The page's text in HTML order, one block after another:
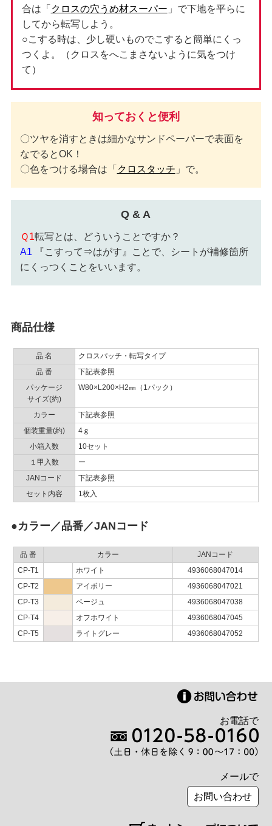
合は「 クロスの穴うめ材スーパー 」で下地を平らに
してから転写しよう。
○こする時は、少し硬いものでこすると簡単にくっ
つくよ。（クロスをへこまさないように気をつけ
て）
知っておくと便利
〇ツヤを消すときは細かなサンドペーパーで表面を
なでるとOK！
〇色をつける場合は「 クロスタッチ 」で。
Q & A
Ｑ1転写とは、どういうことですか？
A1 『こすって⇒はがす』ことで、シートが補修箇所
にくっつくことをいいます。
商品仕様
品 名
クロスパッチ・転写タイプ
品 番
下記表参照
パッケージ
サイズ(約)
W80×L200×H2㎜（1パック）
カラー
下記表参照
個装重量(約)
4ｇ
小箱入数
10セット
１甲入数
ー
JANコード
下記表参照
セット内容
1枚入
●カラー／品番／JANコード
品 番 カラー
JANコード
CP-T1
ホワイト
4936068047014
CP-T2
アイボリー
4936068047021
CP-T3
ベージュ
4936068047038
CP-T4
オフホワイト
4936068047045
CP-T5
ライトグレー 4936068047052
お電話で
メールで
お問い合わせ